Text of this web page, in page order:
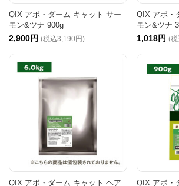
QIX アボ・ダーム キャット サー
モン&ツナ 900g
2,900円 (税込3,190円)
QIX アボ・
モン&ツナ
1,018円 (
QIX アボ・ダーム キャット ヘア
QIX アボ・